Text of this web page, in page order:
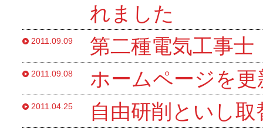
れました
2011.09.09 第二種電気工事
2011.09.08 ホームページを
2011.04.25 自由研削といし